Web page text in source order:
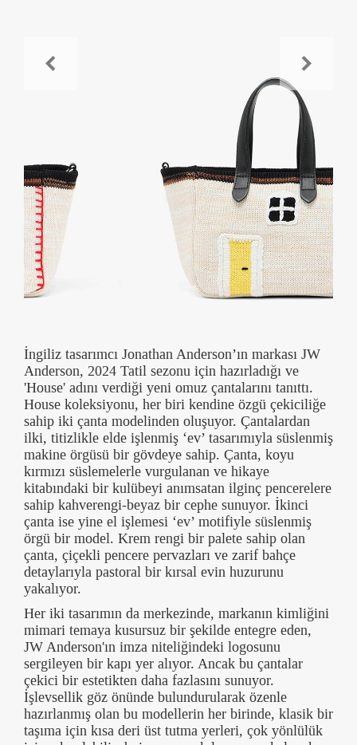
İngiliz tasarımcı Jonathan Anderson’ın markası JW
Anderson, 2024 Tatil sezonu için hazırladığı ve
'House' adını verdiği yeni omuz çantalarını tanıttı.
House koleksiyonu, her biri kendine özgü çekiciliğe
sahip iki çanta modelinden oluşuyor. Çantalardan
ilki, titizlikle elde işlenmiş ‘ev’ tasarımıyla süslenmiş
makine örgüsü bir gövdeye sahip. Çanta, koyu
kırmızı süslemelerle vurgulanan ve hikaye
kitabındaki bir kulübeyi anımsatan ilginç pencerelere
sahip kahverengi-beyaz bir cephe sunuyor. İkinci
çanta ise yine el işlemesi ‘ev’ motifiyle süslenmiş
örgü bir model. Krem rengi bir palete sahip olan
çanta, çiçekli pencere pervazları ve zarif bahçe
detaylarıyla pastoral bir kırsal evin huzurunu
yakalıyor.
Her iki tasarımın da merkezinde, markanın kimliğini
mimari temaya kusursuz bir şekilde entegre eden,
JW Anderson'ın imza niteliğindeki logosunu
sergileyen bir kapı yer alıyor. Ancak bu çantalar
çekici bir estetikten daha fazlasını sunuyor.
İşlevsellik göz önünde bulundurularak özenle
hazırlanmış olan bu modellerin her birinde, klasik bir
taşıma için kısa deri üst tutma yerleri, çok yönlülük